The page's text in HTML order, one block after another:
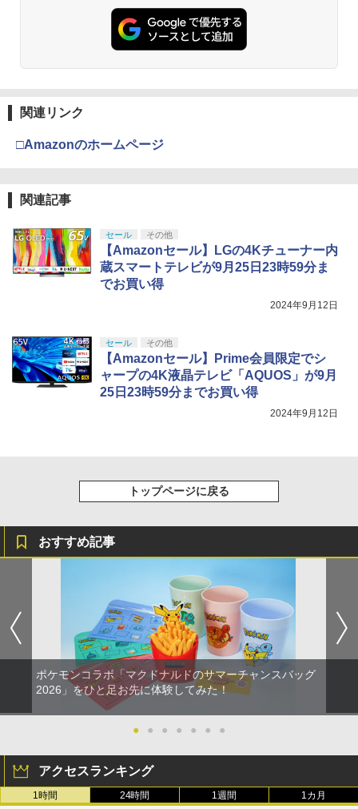
関連リンク
□Amazonのホームページ
関連記事
セール その他
【Amazonセール】LGの4Kチューナー内
蔵スマートテレビが9月25日23時59分ま
でお買い得
2024年9月12日
セール その他
【Amazonセール】Prime会員限定でシ
ャープの4K液晶テレビ「AQUOS」が9月
25日23時59分までお買い得
2024年9月12日
トップページに戻る
おすすめ記事
ポケモンコラボ「マクドナルドのサマーチャンスバッグ
2026」をひと足お先に体験してみた！
● ● ● ● ● ● ●
アクセスランキング
1時間 24時間 1週間 1カ月